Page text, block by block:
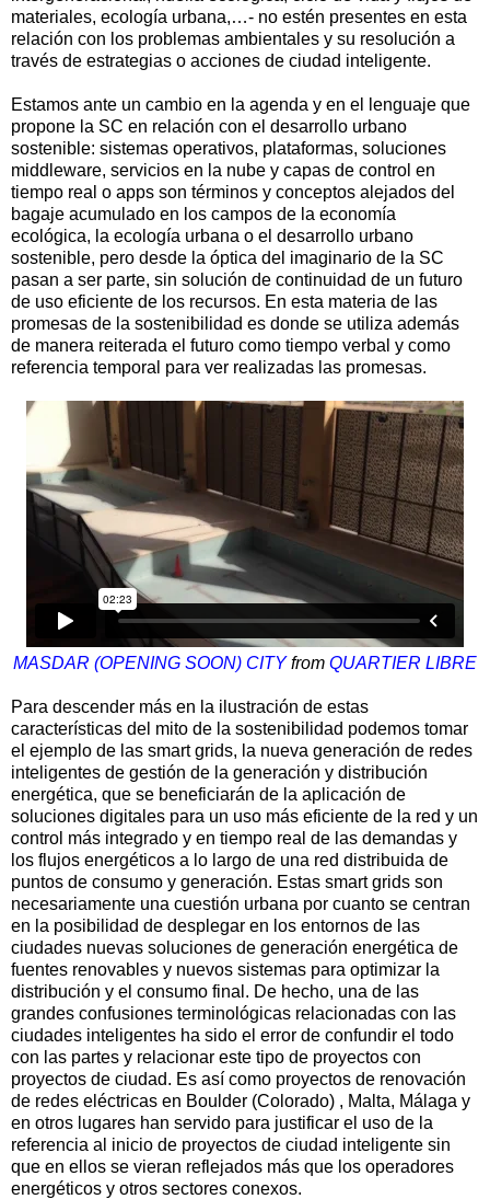
materiales, ecología urbana,…- no estén presentes en esta
relación con los problemas ambientales y su resolución a
través de estrategias o acciones de ciudad inteligente.
Estamos ante un cambio en la agenda y en el lenguaje que
propone la SC en relación con el desarrollo urbano
sostenible: sistemas operativos, plataformas, soluciones
middleware, servicios en la nube y capas de control en
tiempo real o apps son términos y conceptos alejados del
bagaje acumulado en los campos de la economía
ecológica, la ecología urbana o el desarrollo urbano
sostenible, pero desde la óptica del imaginario de la SC
pasan a ser parte, sin solución de continuidad de un futuro
de uso eficiente de los recursos. En esta materia de las
promesas de la sostenibilidad es donde se utiliza además
de manera reiterada el futuro como tiempo verbal y como
referencia temporal para ver realizadas las promesas.
MASDAR (OPENING SOON) CITYfrom QUARTIER LIBRE
Para descender más en la ilustración de estas
características del mito de la sostenibilidad podemos tomar
el ejemplo de las smart grids, la nueva generación de redes
inteligentes de gestión de la generación y distribución
energética, que se beneficiarán de la aplicación de
soluciones digitales para un uso más eficiente de la red y un
control más integrado y en tiempo real de las demandas y
los flujos energéticos a lo largo de una red distribuida de
puntos de consumo y generación. Estas smart grids son
necesariamente una cuestión urbana por cuanto se centran
en la posibilidad de desplegar en los entornos de las
ciudades nuevas soluciones de generación energética de
fuentes renovables y nuevos sistemas para optimizar la
distribución y el consumo final. De hecho, una de las
grandes confusiones terminológicas relacionadas con las
ciudades inteligentes ha sido el error de confundir el todo
con las partes y relacionar este tipo de proyectos con
proyectos de ciudad. Es así como proyectos de renovación
de redes eléctricas en Boulder (Colorado) , Malta, Málaga y
en otros lugares han servido para justificar el uso de la
referencia al inicio de proyectos de ciudad inteligente sin
que en ellos se vieran reflejados más que los operadores
energéticos y otros sectores conexos.